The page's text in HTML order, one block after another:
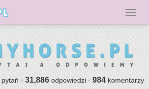
pytań -31,886odpowiedzi -984komentarzy